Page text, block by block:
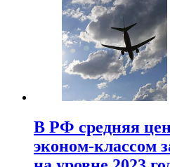
В РФ средняя
эконом-классом